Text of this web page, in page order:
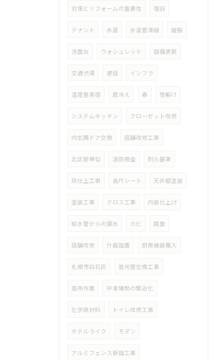
対策とリフォームの重要性 復旧
テナント 水道 水道管凍結 破裂
洗面台 ウォシュレット 設備更新
交通渋滞 遅延 インフラ
温度差実感 底冷え 春 雪解け
システムキッチン クローゼット改修
内玄関ドア交換 店舗改修工事
北区新琴似 消防検査 耐火基準
床仕上工事 長尺シート 天井壁塗装
塗装工事 クロス工事 内装仕上げ
給水管からの漏水 カビ 腐食
店舗改修 什器設置 厨房機器搬入
札幌市白石区 蛍光管交換工事
高所作業 中東情勢の緊迫化
化学原材料 トイレ改修工事
ホテルライク モダン
アルミフェンス新設工事